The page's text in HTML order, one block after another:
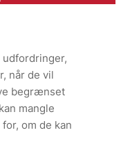
når de vil
begrænset
mangle
om de kan